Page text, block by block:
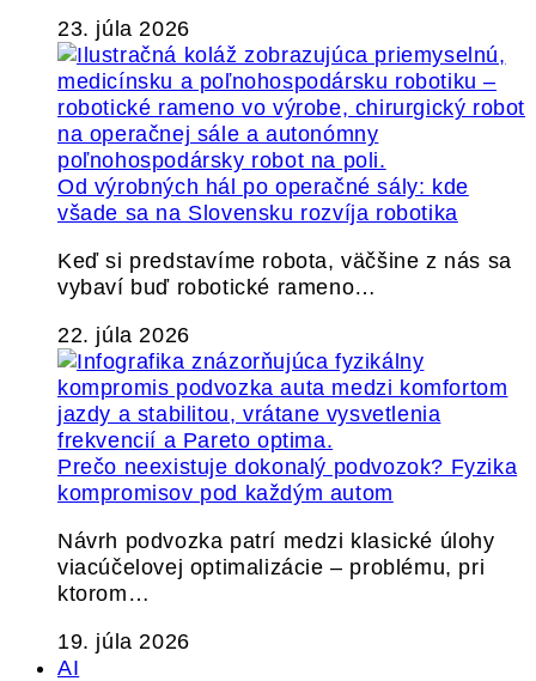
23. júla 2026
Od výrobných hál po operačné sály: kde
všade sa na Slovensku rozvíja robotika
Keď si predstavíme robota, väčšine z nás sa
vybaví buď robotické rameno…
22. júla 2026
Prečo neexistuje dokonalý podvozok? Fyzika
kompromisov pod každým autom
Návrh podvozka patrí medzi klasické úlohy
viacúčelovej optimalizácie – problému, pri
ktorom…
19. júla 2026
AI